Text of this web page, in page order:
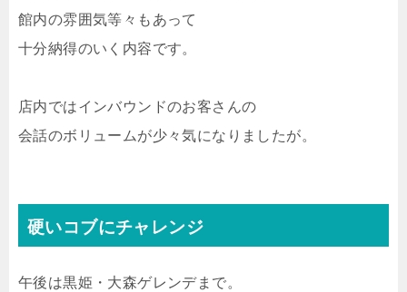
館内の雰囲気等々もあって
十分納得のいく内容です。
店内ではインバウンドのお客さんの
会話のボリュームが少々気になりましたが。
硬いコブにチャレンジ
午後は黒姫・大森ゲレンデまで。